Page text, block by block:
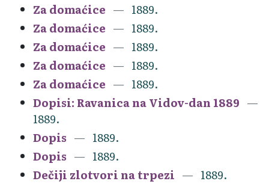
Za domaćice
1889.
Za domaćice
1889.
Za domaćice
1889.
Za domaćice
1889.
Za domaćice
1889.
Dopisi: Ravanica na Vidov-dan 1889
1889.
Dopis
1889.
Dopis
1889.
Dečiji zlotvori na trpezi
1889.